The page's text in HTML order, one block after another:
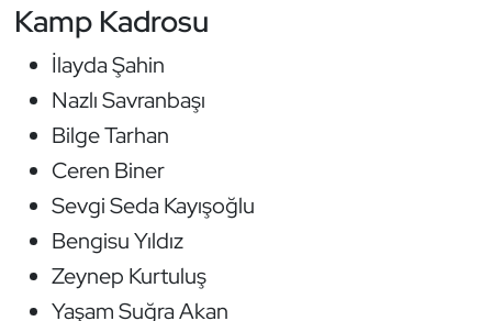
Kamp Kadrosu
İlayda Şahin
Nazlı Savranbaşı
Bilge Tarhan
Ceren Biner
Sevgi Seda Kayışoğlu
Bengisu Yıldız
Zeynep Kurtuluş
Yaşam Suğra Akan
Ragbi
Satranç
Su Topu
Sualtı Sporları
Tekvando
Tenis